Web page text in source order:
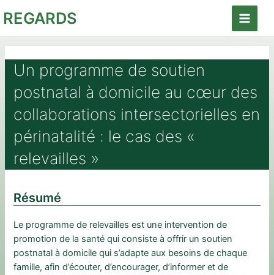
auREGARDS
Main
Un programme de soutien
postnatal à domicile au cœur des
collaborations intersectorielles en
périnatalité : le cas des «
relevailles »
Résumé
Le programme de relevailles est une intervention de
promotion de la santé qui consiste à offrir un soutien
postnatal à domicile qui s’adapte aux besoins de chaque
famille, afin d’écouter, d’encourager, d’informer et de